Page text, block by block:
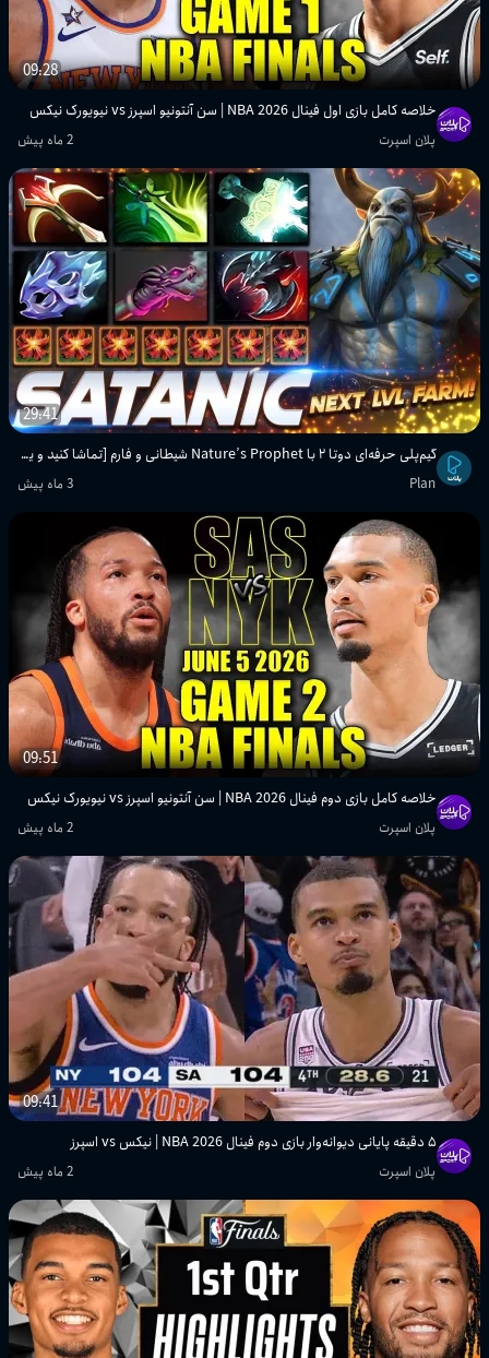
09:28
خلاصه کامل بازی اول فینال NBA 2026 | سن آنتونیو اسپرز vs نیویورک نیکس
پلان اسپرت 2 ماه پیش
29:41
گیم‌پلی حرفه‌ای دوتا ۲ با Nature’s Prophet شیطانی و فارم [تماشا کنید و یاد بگیرید]
Plan 3 ماه پیش
09:51
خلاصه کامل بازی دوم فینال NBA 2026 | سن آنتونیو اسپرز vs نیویورک نیکس
پلان اسپرت 2 ماه پیش
09:41
۵ دقیقه پایانی دیوانه‌وار بازی دوم فینال NBA 2026 | نیکس vs اسپرز
پلان اسپرت 2 ماه پیش